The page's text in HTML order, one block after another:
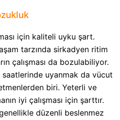
için kaliteli uyku şart.
tarzında sirkadyen ritim
çalışması da bozulabiliyor.
uyanmak da vücut
biri. Yeterli ve
iyi çalışması için şarttır.
düzenli beslenmez